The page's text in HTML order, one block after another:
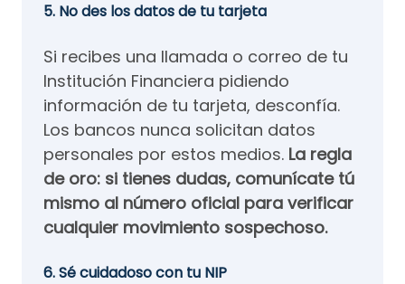
5. No des los datos de tu tarjeta
Si recibes una llamada o correo de tu
Institución Financiera pidiendo
información de tu tarjeta, desconfía.
Los bancos nunca solicitan datos
personales por estos medios. La regla
de oro: si tienes dudas, comunícate tú
mismo al número oficial para verificar
cualquier movimiento sospechoso.
6. Sé cuidadoso con tu NIP